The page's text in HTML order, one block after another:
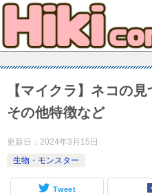
【マイクラ】ネコの
その他特徴など
更新日： 2024年3月15日
生物・モンスター
Tweet